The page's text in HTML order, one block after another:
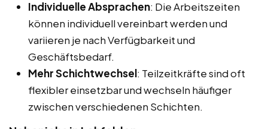
Individuelle Absprachen: Die Arbeitszeiten
können individuell vereinbart werden und
variieren je nach Verfügbarkeit und
Geschäftsbedarf.
Mehr Schichtwechsel: Teilzeitkräfte sind oft
flexibler einsetzbar und wechseln häufiger
zwischen verschiedenen Schichten.